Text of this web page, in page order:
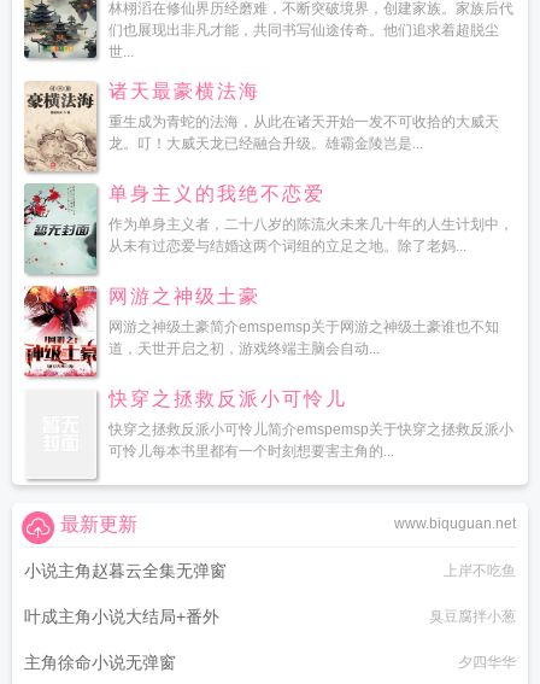
林栩滔在修仙界历经磨难，不断突破境界，创建家族。家族后代
们也展现出非凡才能，共同书写仙途传奇。他们追求着超脱尘
世...
诸天最豪横法海
重生成为青蛇的法海，从此在诸天开始一发不可收拾的大威天
龙。叮！大威天龙已经融合升级。雄霸金陵岂是...
单身主义的我绝不恋爱
作为单身主义者，二十八岁的陈流火未来几十年的人生计划中，
从未有过恋爱与结婚这两个词组的立足之地。除了老妈...
网游之神级土豪
网游之神级土豪简介emspemsp关于网游之神级土豪谁也不知
道，天世开启之初，游戏终端主脑会自动...
快穿之拯救反派小可怜儿
快穿之拯救反派小可怜儿简介emspemsp关于快穿之拯救反派小
可怜儿每本书里都有一个时刻想要害主角的...
www.biquguan.net
最新更新
小说主角赵暮云全集无弹窗 上岸不吃鱼
叶成主角小说大结局+番外 臭豆腐拌小葱
主角徐命小说无弹窗 夕四华华